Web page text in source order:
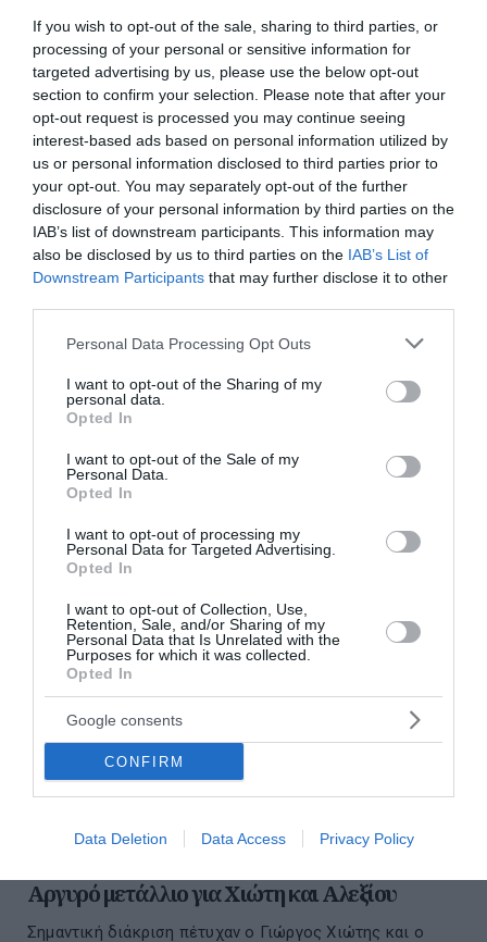
If you wish to opt-out of the sale, sharing to third parties, or
processing of your personal or sensitive information for
targeted advertising by us, please use the below opt-out
section to confirm your selection. Please note that after your
opt-out request is processed you may continue seeing
interest-based ads based on personal information utilized by
us or personal information disclosed to third parties prior to
your opt-out. You may separately opt-out of the further
disclosure of your personal information by third parties on the
IAB’s list of downstream participants. This information may
also be disclosed by us to third parties on the IAB’s List of
Downstream Participants that may further disclose it to other
Please note that this website/app uses one or more Google
not limited to your visit or usage behaviour. You may click to
grant or deny consent to Google and its third-party tags to
use your data for below specified purposes in below Google
consent section.
Personal Data Processing Opt Outs
I want to opt-out of the Sharing of my
personal data.
Opted In
I want to opt-out of the Sale of my
Personal Data.
Opted In
I want to opt-out of processing my
Personal Data for Targeted Advertising.
Opted In
I want to opt-out of Collection, Use,
Retention, Sale, and/or Sharing of my
Personal Data that Is Unrelated with the
Purposes for which it was collected.
Opted In
Google consents
CONFIRM
Data Deletion Data Access Privacy Policy
Μαρινάκης: «Το δημογραφικό δεν μπορεί να περιμένει - Η
οικογένεια πρέπει να είναι πραγματικά η πρώτη μας
προτεραιότητα»
Χαρδαλιάς: Δύο νέοι Αντιπεριφερειάρχες στην Αττική –
Θεοδωρόπουλος και Κοσμόπουλος αναλαμβάνουν
κρίσιμα χαρτοφυλάκια
Δύο συλλήψεις για διακίνηση μεταναστών σε Έβρο και
Ροδόπη - Μετέφεραν συνολικά 15 άτομα
Απαγορεύτηκε η πρόσβαση στην περιοχή
διαβάστε ακόμη
Αργυρό μετάλλιο για Χιώτη και Αλεξίου
Σημαντική διάκριση πέτυχαν ο Γιώργος Χιώτης και ο